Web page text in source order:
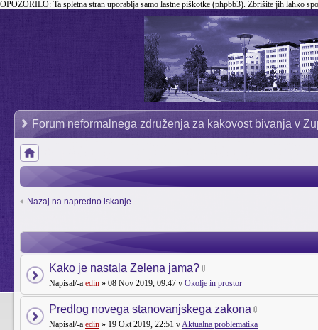
OPOZORILO: Ta spletna stran uporablja samo lastne piškotke (phpbb3). Zbrišite jih lahko
Forum neformalnega združenja za kakovost bivanja v
Nazaj na napredno iskanje
Kako je nastala Zelena jama?
Napisal/-a edin » 08 Nov 2019, 09:47 v Okolje in prostor
Predlog novega stanovanjskega zakona
Napisal/-a edin » 19 Okt 2019, 22:51 vAktualna problematika